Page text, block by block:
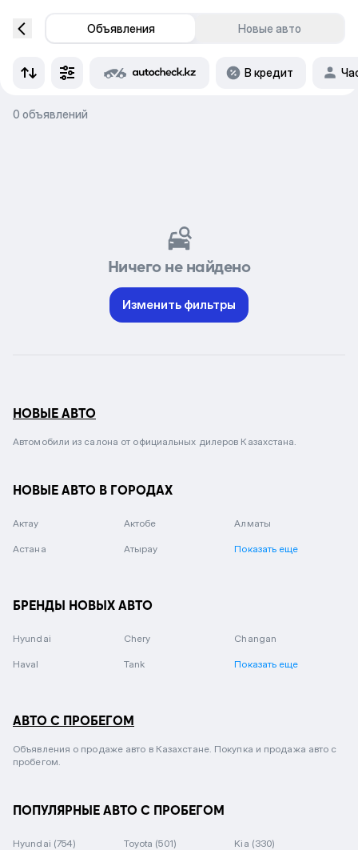
Объявления Новые авто
В кредит
0 объявлений
Ничего не найдено
Изменить фильтры
НОВЫЕ АВТО
Автомобили из салона от официальных дилеров Казахстана.
НОВЫЕ АВТО В ГОРОДАХ
Актау Актобе Алматы
Астана Атырау Показать еще
БРЕНДЫ НОВЫХ АВТО
Hyundai Chery Changan
Haval Tank Показать еще
АВТО С ПРОБЕГОМ
Объявления о продаже авто в Казахстане. Покупка и продажа авто с
пробегом.
ПОПУЛЯРНЫЕ АВТО С ПРОБЕГОМ
Hyundai (754) Toyota (501) Kia (330)